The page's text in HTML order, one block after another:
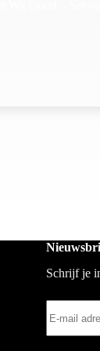
Schrijf je